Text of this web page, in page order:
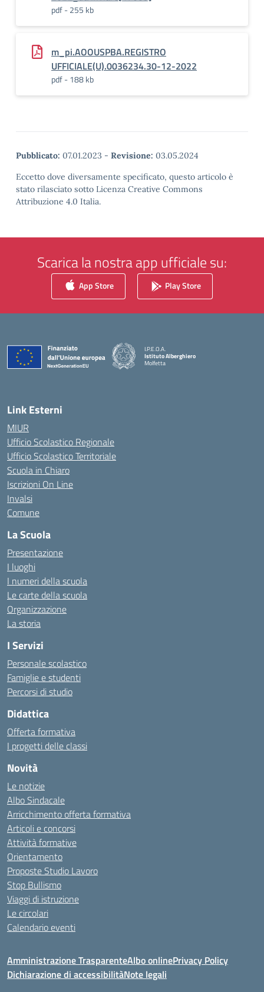
pdf - 255 kb
m_pi.AOOUSPBA.REGISTRO
UFFICIALE(U).0036234.30-12-2022
pdf - 188 kb
Pubblicato: 07.01.2023 - Revisione: 03.05.2024
Eccetto dove diversamente specificato, questo articolo è
stato rilasciato sotto Licenza Creative Commons
Attribuzione 4.0 Italia.
Scarica la nostra app ufficiale su:
App Store Play Store
I.P.E.O.A.
Istituto Alberghiero
Molfetta
Link Esterni
MIUR
Ufficio Scolastico Regionale
Ufficio Scolastico Territoriale
Scuola in Chiaro
Iscrizioni On Line
Invalsi
Comune
La Scuola
Presentazione
I luoghi
I numeri della scuola
Le carte della scuola
Organizzazione
La storia
I Servizi
Personale scolastico
Famiglie e studenti
Percorsi di studio
Didattica
Offerta formativa
I progetti delle classi
Novità
Le notizie
Albo Sindacale
Arricchimento offerta formativa
Articoli e concorsi
Attività formative
Orientamento
Proposte Studio Lavoro
Stop Bullismo
Viaggi di istruzione
Le circolari
Calendario eventi
Amministrazione TrasparenteAlbo onlinePrivacy Policy
Dichiarazione di accessibilitàNote legali